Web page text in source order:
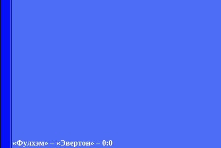
«Фулхэм» – «Эвертон» – 0:0